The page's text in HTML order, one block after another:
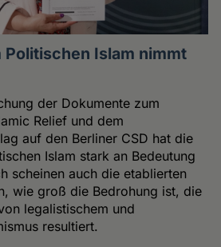
Politischen Islam nimmt
der Dokumente zum
Relief und dem
auf den Berliner CSD hat die
Islam stark an Bedeutung
scheinen auch die etablierten
wie groß die Bedrohung ist, die
legalistischem und
resultiert.